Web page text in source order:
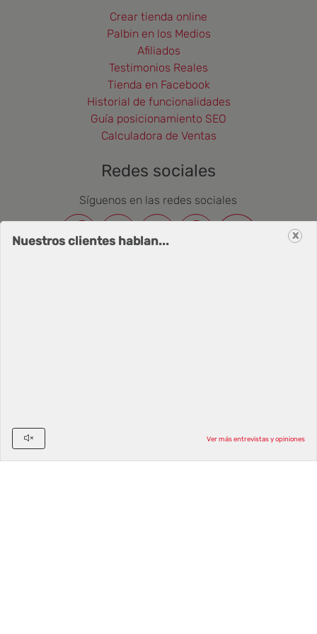
Nuestros clientes hablan... x
Ver más entrevistas y opiniones
Crear tienda online
Palbin en los Medios
Afiliados
Testimonios Reales
Tienda en Facebook
Historial de funcionalidades
Guía posicionamiento SEO
Calculadora de Ventas
Redes sociales
Síguenos en las redes sociales